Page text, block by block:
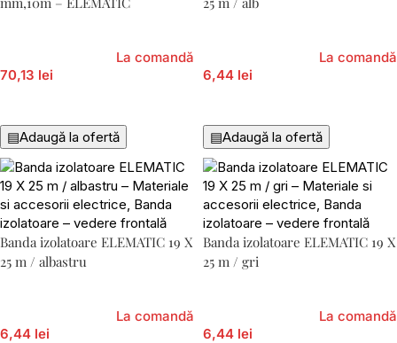
70,13 lei
La comandă
▤Adaugă la ofertă
6,44 lei
La comandă
▤Adaugă la ofertă
Banda izolatoare ELEMATIC 19 X
25 m / albastru
6,44 lei
La comandă
Banda izolatoare ELEMATIC 19 X
25 m / gri
6,44 lei
La comandă